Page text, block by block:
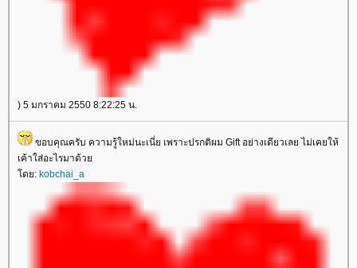
) 5 มกราคม 2550 8:22:25 น.
ขอบคุณครับ ความรู้ใหม่นะเนี่ย เพราะปรกติผม Gift อย่างเดียวเลย ไม่เคยให้
เค้าใส่อะไรมาด้ว
ดย: kobchai_a